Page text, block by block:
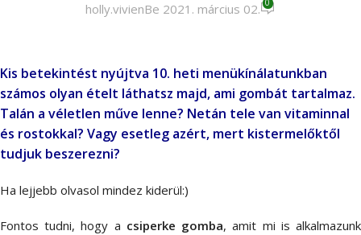
holly.vivienBe 2021. március 02. 0
Kis betekintést nyújtva 10. heti menükínálatunkban
számos olyan ételt láthatsz majd, ami gombát tartalmaz.
Talán a véletlen műve lenne? Netán tele van vitaminnal
és rostokkal? Vagy esetleg azért, mert kistermelőktől
tudjuk beszerezni?
Ha lejjebb olvasol mindez kiderül:)
Fontos tudni, hogy a csiperke gomba, amit mi is alkalmazunk